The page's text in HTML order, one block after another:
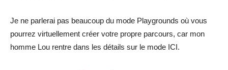
Je ne parlerai pas beaucoup du mode Playgrounds où vous
pourrez virtuellement créer votre propre parcours, car mon
homme Lou rentre dans les détails sur le mode ICI.